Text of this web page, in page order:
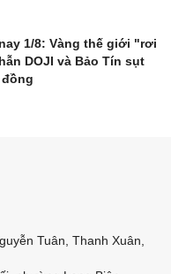
1/8: Vàng thế giới "rơi
DOJI và Bảo Tín sụt
Tuân, Thanh Xuân,